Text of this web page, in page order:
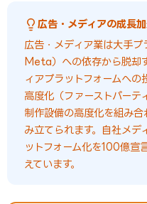
広告・メディアの成長
広告・メディア業は大手
Meta）への依存から脱却
ィアプラットフォームへの
高度化（ファーストパー
制作設備の高度化を組み合
み立てられます。自社メ
ットフォーム化を100億宣
えています。